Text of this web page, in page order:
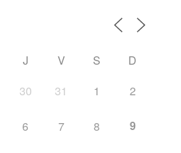
J V S
D
30 31 1 2
6 7 8 9